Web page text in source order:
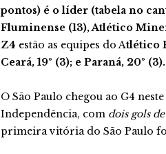
pontos) é o líder (tabela no
Fluminense (13), Atlético
Z4 estão as equipes do Atlético
Ceará, 19º (3); e Paraná, 20º (3).
O São Paulo chegou ao G4
Independência, com dois gols
primeira vitória do São Paulo